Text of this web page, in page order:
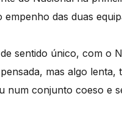
das duas
sentido único, com o
mas algo
num conjunto coeso e